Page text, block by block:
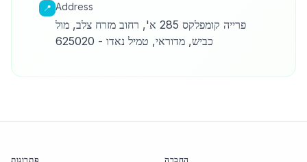
📍 Address
פרייה קומפלקס 285 א', רחוב מזרח צלב, מול
כביש, מדוראי, טמיל נאדו - 625020
פתרונות החברה